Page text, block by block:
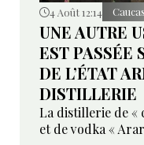
4 Août 12:14
UNE AUTRE
EST PASSÉE
DE L’ÉTAT
DISTILLERIE
La distillerie de «
et de vodka «